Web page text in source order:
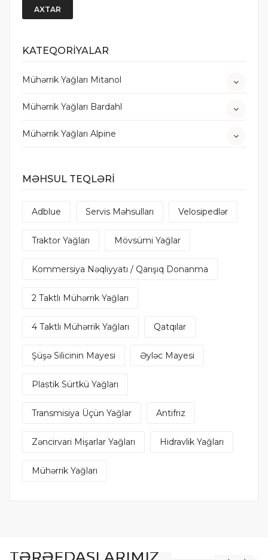
AXTAR
KATEQORİYALAR
Mühərrik Yağları Mitanol
Mühərrik Yağları Bardahl
Mühərrik Yağları Alpine
MƏHSUL TEQLƏRİ
Adblue Servis Məhsulları Velosipedlər
Traktor Yağları Mövsümi Yağlar
Kommersiya Nəqliyyatı / Qarışıq Donanma
2 Taktlı Mühərrik Yağları
4 Taktlı Mühərrik Yağları Qatqılar
Şüşə Silicinin Mayesi Əyləc Mayesi
Plastik Sürtkü Yağları
Transmisiya Üçün Yağlar Antifriz
Zəncirvari Mişarlar Yağları Hidravlik Yağları
Mühərrik Yağları